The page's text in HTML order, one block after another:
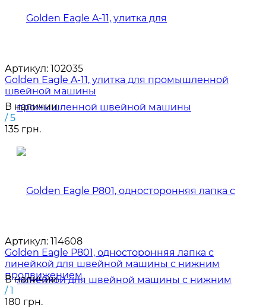
Артикул: 102035
Golden Eagle A-11, улитка для промышленной
швейной машины
В наличии
/ 5
135 грн.
Артикул: 114608
Golden Eagle P801, односторонняя лапка с
линейкой для швейной машины с нижним
продвижением
В наличии
/ 1
180 грн.